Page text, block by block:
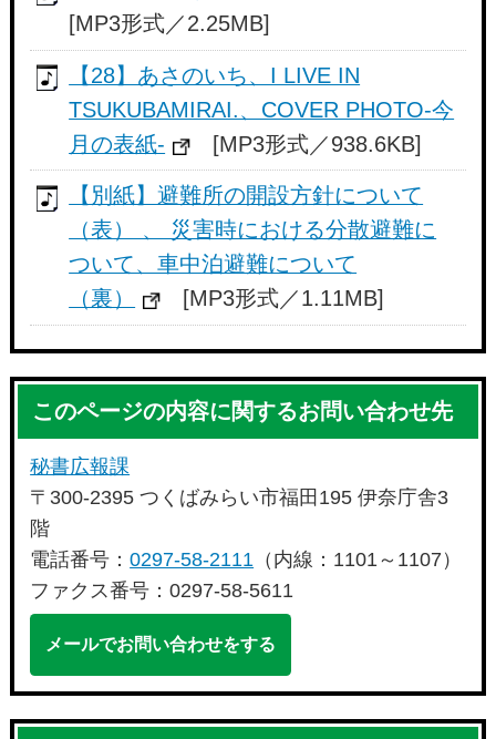
[MP3形式／2.25MB]
【28】あさのいち、I LIVE IN
TSUKUBAMIRAI.、COVER PHOTO-今
月の表紙-
[MP3形式／938.6KB]
【別紙】避難所の開設方針について
（表） 、 災害時における分散避難に
ついて、車中泊避難について
（裏）
[MP3形式／1.11MB]
このページの内容に関するお問い合わせ先
秘書広報課
〒300-2395 つくばみらい市福田195 伊奈庁舎3
階
電話番号：0297-58-2111 （内線：1101～1107）
ファクス番号：0297-58-5611
メールでお問い合わせをする